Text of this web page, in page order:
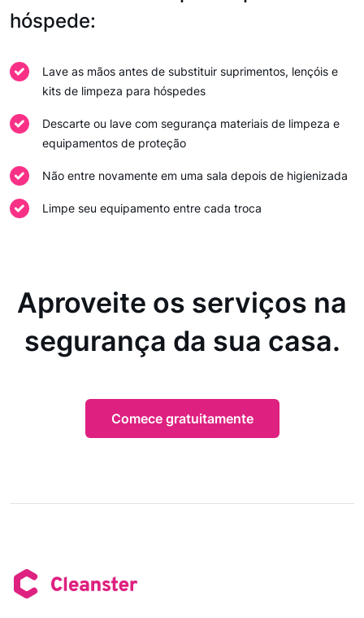
hóspede:
Lave as mãos antes de substituir suprimentos, lençóis e
kits de limpeza para hóspedes
Descarte ou lave com segurança materiais de limpeza e
equipamentos de proteção
Não entre novamente em uma sala depois de higienizada
Limpe seu equipamento entre cada troca
Aproveite os serviços na
segurança da sua casa.
Comece gratuitamente